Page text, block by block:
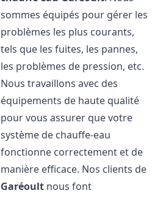
sommes équipés pour gérer les
problèmes les plus courants,
tels que les fuites, les pannes,
les problèmes de pression, etc.
Nous travaillons avec des
équipements de haute qualité
pour vous assurer que votre
système de chauffe-eau
fonctionne correctement et de
manière efficace. Nos clients de
Garéoult nous font